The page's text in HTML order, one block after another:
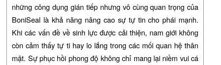
những công dụng gián tiếp nhưng vô cùng quan trọng của
BoniSeal là khả năng nâng cao sự tự tin cho phái mạnh.
Khi các vấn đề về sinh lực được cải thiện, nam giới không
còn cảm thấy tự ti hay lo lắng trong các mối quan hệ thân
mật. Sự phục hồi phong độ không chỉ mang lại niềm vui cá